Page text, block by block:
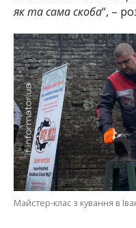
як та сама скоба“, –
Майстер-клас з кування в